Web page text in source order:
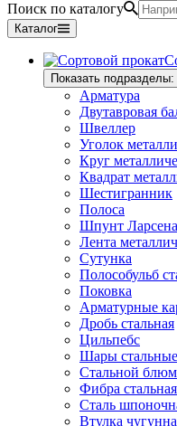
Поиск по каталогу
Каталог
Показать
Арматура
Двутавровая
Швеллер
Уголок
Круг
Квадрат
Шестигранник
Полоса
Шпунт Ларсена
Лента
Сутунка
Полособульб
Поковка
Арматурные
Дробь стальная
Цильпебс
Шары
Стальной блюм
Фибра стальная
Сталь
Втулка